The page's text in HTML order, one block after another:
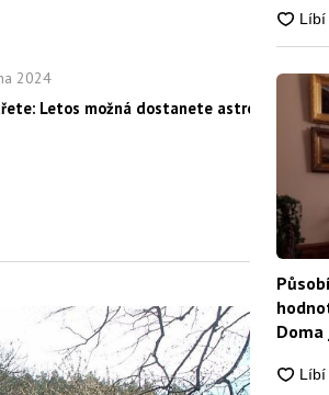
2024
Letos možná dostanete astronomickou